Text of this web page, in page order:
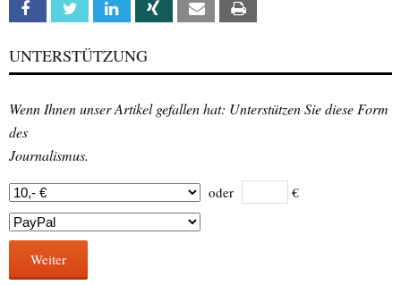
Facebook Twitter Linkedin Xing Email
UNTERSTÜTZUNG
Wenn Ihnen unser Artikel gefallen hat: Unterstützen Sie diese Form
des
Journalismus.
oder €
Weiter